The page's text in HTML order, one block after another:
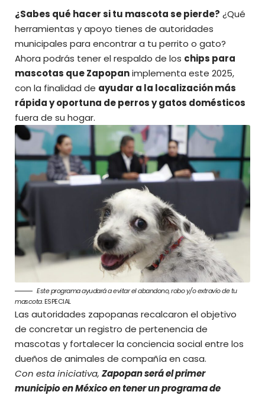
¿Sabes qué hacer si tu mascota se pierde? ¿Qué
herramientas y apoyo tienes de autoridades
municipales para encontrar a tu perrito o gato?
Ahora podrás tener el respaldo de los chips para
mascotas que Zapopanimplementa este 2025,
con la finalidad de ayudar a la localización más
rápida y oportuna de perros y gatos domésticos
fuera de su hogar.
Este programa ayudará a evitar el abandono, robo y/o extravío de tu
mascota. ESPECIAL
Las autoridades zapopanas recalcaron el objetivo
de concretar un registro de pertenencia de
mascotas y fortalecer la conciencia social entre los
dueños de animales de compañía en casa.
Con esta iniciativa, Zapopan será el primer
municipio en México en tener un programa de